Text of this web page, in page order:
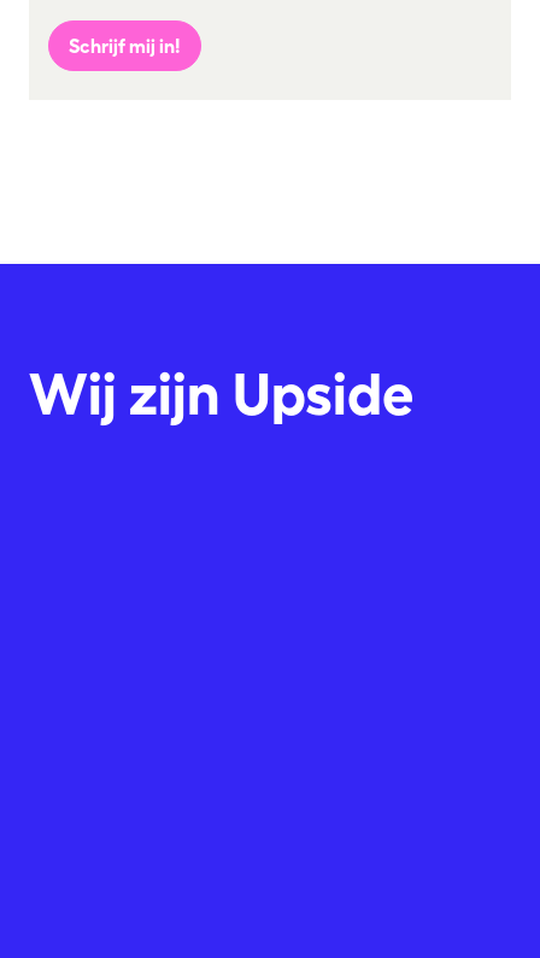
Schrijf mij in!
Wij zijn Upside